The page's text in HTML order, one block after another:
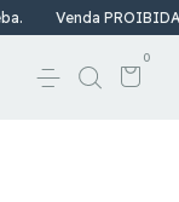
Venda PROIBIDA a
0